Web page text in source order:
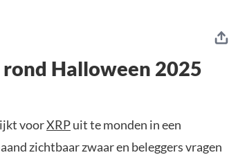
Halloween 2025
voorXRPuit te monden in een
zichtbaar zwaar en beleggers vragen